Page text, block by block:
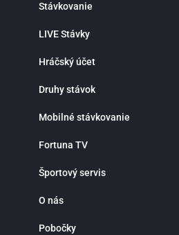
Dlhoročné skúsenosti, moderné
Online športové stávkovanie vo Fortune
stávok každý deň. V ponuke nájdeš
športových udalostí z celého sveta.
kurzov. Jednou z hlavných výhod online
nepretržitý prístup k stávkam. Nemusíš
počítači. Fortuna funguje nonstop a
Prečo stávkovať práve vo Fortune?
domácich aj zahraničných líg, vrátane
stávkovanie, Fortuna ti poskytne všetky
počas celého stretnutia. Stav na góly,
Stávkovanie
LIVE Stávky
Hráčský účet
Druhy stávok
Mobilné stávkovanie
Fortuna TV
Športový servis
O nás
Pobočky